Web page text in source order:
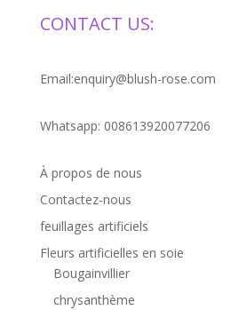
CONTACT US:
Email:enquiry@blush-rose.com
Whatsapp: 008613920077206
À propos de nous
Contactez-nous
feuillages artificiels
Fleurs artificielles en soie
Bougainvillier
chrysanthème